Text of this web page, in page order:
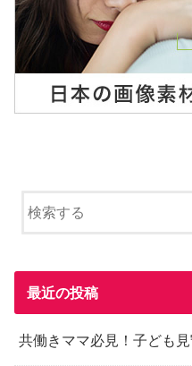
最近の投稿
共働きママ必見！子ども